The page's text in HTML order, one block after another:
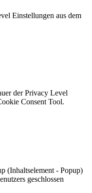
Einstellungen aus dem
der Privacy Level
Consent Tool.
(Inhaltselement - Popup)
geschlossen